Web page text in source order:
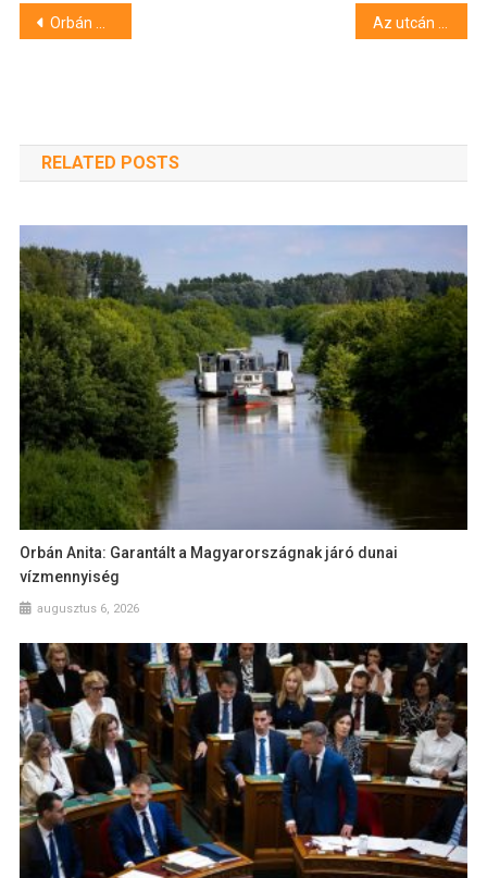
Bejegyzés
Orbán Putyinnak hálálkodott a gázért, az orosz elnök reméli, a Fidesz nyeri a választást
RELATED POSTS
Orbán Anita: Garantált a Magyarországnak járó dunai
vízmennyiség
augusztus 6, 2026